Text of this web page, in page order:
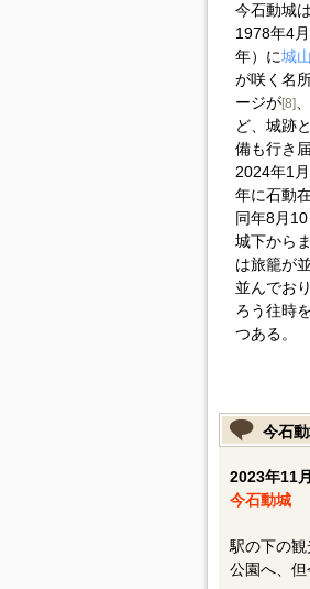
今石動城は
1978年4
年）に城山
が咲く名
ージが[8]
ど、城跡
備も行き
2024年1
年に石動
同年8月10
城下から
は旅籠が
並んでお
ろう往時
つある。
今石
2023年11
今石動城
駅の下の
公園へ、但